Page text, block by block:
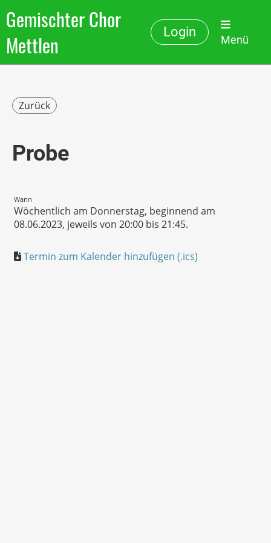
Gemischter Chor
Mettlen
Login
Menü
Zurück
Probe
Wann
Wöchentlich am Donnerstag, beginnend am
08.06.2023, jeweils von 20:00 bis 21:45.
Termin zum Kalender hinzufügen (.ics)